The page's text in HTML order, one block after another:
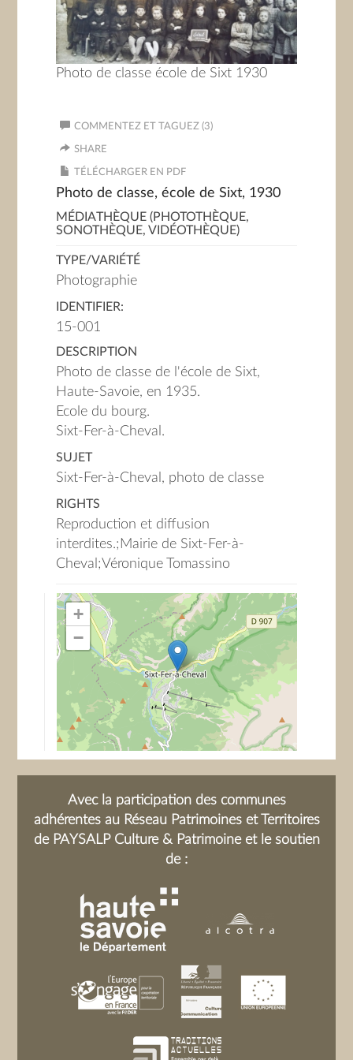
Photo de classe école de Sixt 1930
COMMENTEZ ET TAGUEZ (3)
SHARE
TÉLÉCHARGER EN PDF
Photo de classe, école de Sixt, 1930
MÉDIATHÈQUE (PHOTOTHÈQUE,
SONOTHÈQUE, VIDÉOTHÈQUE)
TYPE/VARIÉTÉ
Photographie
IDENTIFIER:
15-001
DESCRIPTION
Photo de classe de l'école de Sixt,
Haute-Savoie, en 1935.
Ecole du bourg.
Sixt-Fer-à-Cheval.
SUJET
Sixt-Fer-à-Cheval, photo de classe
RIGHTS
Reproduction et diffusion
interdites.;Mairie de Sixt-Fer-à-
Cheval;Véronique Tomassino
+
−
Avec la participation des communes
adhérentes au Réseau Patrimoines et Territoires
de PAYSALP Culture & Patrimoine et le soutien
de :